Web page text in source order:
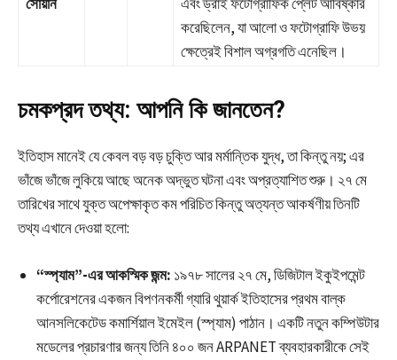
করেছিলেন, যা আলো ও ফটোগ্রাফি উভয়
ক্ষেত্রেই বিশাল অগ্রগতি এনেছিল।
চমকপ্রদ তথ্য: আপনি কি জানতেন?
ইতিহাস মানেই যে কেবল বড় বড় চুক্তি আর মর্মান্তিক যুদ্ধ, তা কিন্তু নয়; এর
ভাঁজে ভাঁজে লুকিয়ে আছে অনেক অদ্ভুত ঘটনা এবং অপ্রত্যাশিত শুরু। ২৭ মে
তারিখের সাথে যুক্ত অপেক্ষাকৃত কম পরিচিত কিন্তু অত্যন্ত আকর্ষণীয় তিনটি
তথ্য এখানে দেওয়া হলো:
“স্প্যাম”-এর আকস্মিক জন্ম: ১৯৭৮ সালের ২৭ মে, ডিজিটাল ইকুইপমেন্ট
কর্পোরেশনের একজন বিপণনকর্মী গ্যারি থুয়ার্ক ইতিহাসের প্রথম বাল্ক
আনসলিকেটেড কমার্শিয়াল ইমেইল (স্প্যাম) পাঠান। একটি নতুন কম্পিউটার
মডেলের প্রচারণার জন্য তিনি ৪০০ জন ARPANET ব্যবহারকারীকে সেই